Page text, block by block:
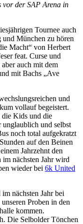
vor der SAP Arena in
Tournee auch
München zu hören
Macht“ von Herbert
feat. Curse und
auch mit dem
mit Bachs „Ave
und
vollauf begeistert.
die Kids und die
und selbst
noch total aufgekratzt
auf den Beinen
Jahrzehnt den
im nächsten Jahr wird
wieder bei 6k United
nächsten Jahr bei
Proben in den
kommen.
Die Selbolder Tönchen